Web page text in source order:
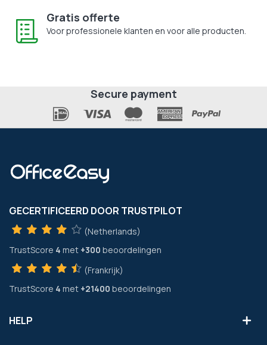
Gratis offerte
Voor professionele klanten en voor alle producten.
Secure payment
GECERTIFICEERD DOOR TRUSTPILOT
(Netherlands)
TrustScore 4 met +300 beoordelingen
(Frankrijk)
TrustScore 4 met +21400 beoordelingen
HELP